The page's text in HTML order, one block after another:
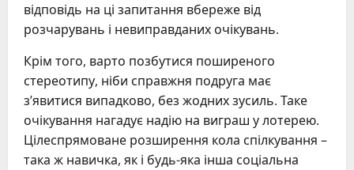
відповідь на ці запитання вбереже від
розчарувань і невиправданих очікувань.
Крім того, варто позбутися поширеного
стереотипу, ніби справжня подруга має
з’явитися випадково, без жодних зусиль. Таке
очікування нагадує надію на виграш у лотерею.
Цілеспрямоване розширення кола спілкування –
така ж навичка, як і будь-яка інша соціальна